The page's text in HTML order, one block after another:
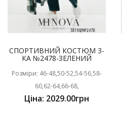
СПОРТИВНИЙ КОСТЮМ 3-
КА №2478-ЗЕЛЕНИЙ
Розміри: 46-48,50-52,54-56,58-
60,62-64,66-68,
Ціна: 2029.00грн